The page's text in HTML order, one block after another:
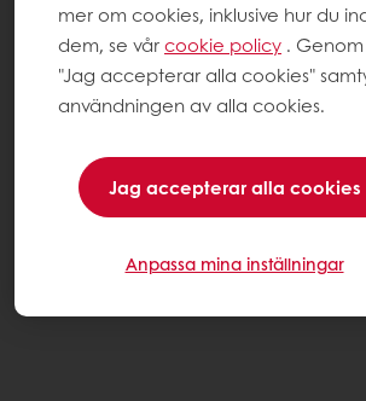
mer om cookies, inklusive hur du
dem, se vårcookie policy .
"Jag accepterar alla cookies"
användningen av alla cookies.
Jag accepterar alla cookies
Anpassa mina inställningar